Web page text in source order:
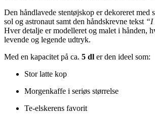
Den håndlavede stentøjskop er dekoreret med
sol og astronaut samt den håndskrevne tekst “I
Hver detalje er modelleret og malet i hånden,
levende og legende udtryk.
Med en kapacitet på ca. 5 dl er den ideel som:
Stor latte kop
Morgenkaffe i seriøs størrelse
Te-elskerens favorit